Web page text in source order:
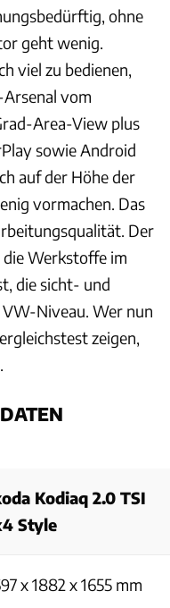
ohne
geht wenig.
viel zu bedienen,
vom
Area-View plus
sowie Android
auf der Höhe der
vormachen. Das
Der
die Werkstoffe im
die sicht- und
Niveau. Wer nun
zeigen,
Kodiaq 2.0 TSI
Style
x 1882 x 1655 mm